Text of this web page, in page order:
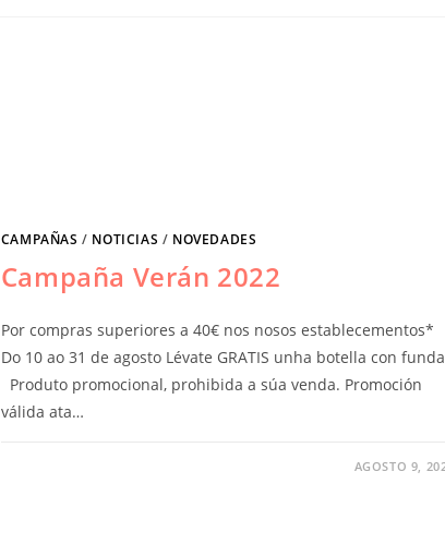
CAMPAÑAS / NOTICIAS / NOVEDADES
Campaña Verán 2022
Por compras superiores a 40€ nos nosos establecementos*
Do 10 ao 31 de agosto Lévate GRATIS unha botella con
Produto promocional, prohibida a súa venda. Promoción
válida ata…
AGOSTO 9,